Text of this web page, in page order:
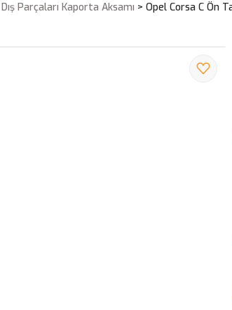
Parçaları Kaporta Aksamı Opel Corsa C Ön